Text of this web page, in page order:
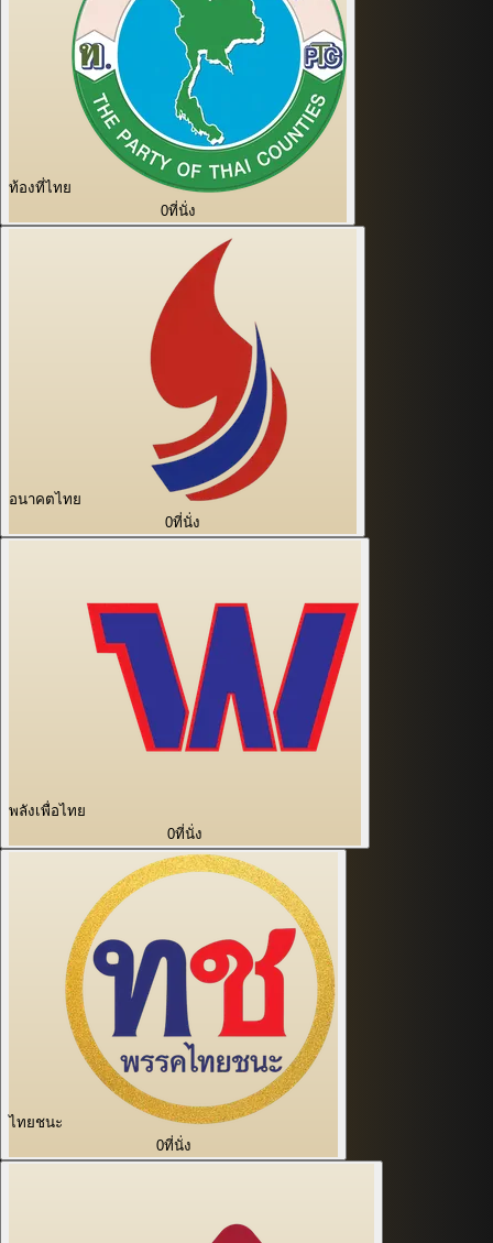
ท้องที่ไทย
0ที่นั่ง
อนาคตไทย
0ที่นั่ง
พลังเพื่อไทย
0ที่นั่ง
ไทยชนะ
0ที่นั่ง